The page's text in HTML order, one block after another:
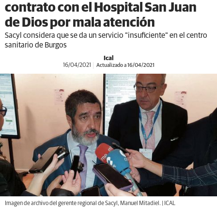
contrato con el Hospital San Juan
de Dios por mala atención
Sacyl considera que se da un servicio "insuficiente" en el centro
sanitario de Burgos
Ical
16/04/2021 Actualizado a 16/04/2021
Imagen de archivo del gerente regional de Sacyl, Manuel Mitadiel. | ICAL